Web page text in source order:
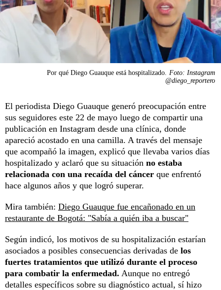
Por qué Diego Guauque está hospitalizado.
Foto: Instagram
@diego_reportero
El periodista Diego Guauque generó preocupación entre
sus seguidores este 22 de mayo luego de compartir una
publicación en Instagram desde una clínica, donde
apareció acostado en una camilla. A través del mensaje
que acompañó la imagen, explicó que llevaba varios días
hospitalizado y aclaró que su situación no estaba
relacionada con una recaída del cáncer que enfrentó
hace algunos años y que logró superar.
Mira también: Diego Guauque fue encañonado en un
restaurante de Bogotá: "Sabía a quién iba a buscar"
Según indicó, los motivos de su hospitalización estarían
asociados a posibles consecuencias derivadas de los
fuertes tratamientos que utilizó durante el proceso
para combatir la enfermedad. Aunque no entregó
detalles específicos sobre su diagnóstico actual, sí hizo